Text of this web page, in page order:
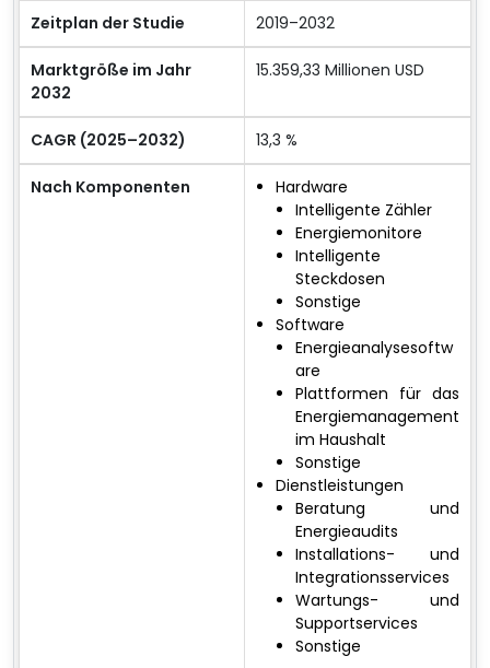
Zeitplan der Studie 2019–2032
Marktgröße im Jahr
2032
15.359,33 Millionen USD
CAGR (2025–2032) 13,3 %
Nach Komponenten
Hardware
Intelligente Zähler
Energiemonitore
Intelligente
Steckdosen
Sonstige
Software
Energieanalysesoftw
are
Plattformen für das
Energiemanagement
im Haushalt
Sonstige
Dienstleistungen
Beratung und
Energieaudits
Installations- und
Integrationsservices
Wartungs- und
Supportservices
Sonstige